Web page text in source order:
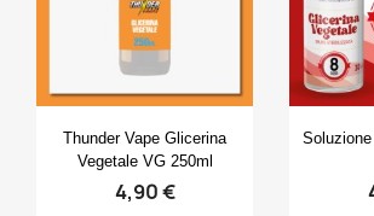
Anteprima
Thunder Vape Glicerina
Vegetale VG 250ml
4,90 €
